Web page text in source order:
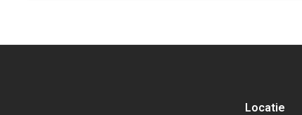
Locatie